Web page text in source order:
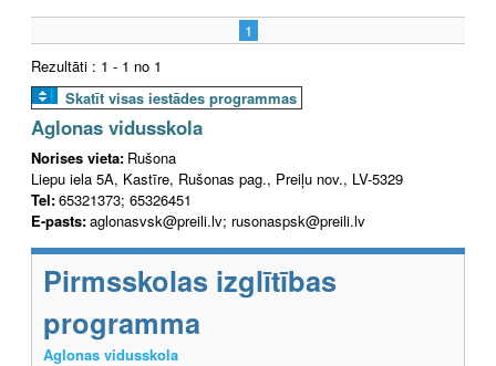
1
Rezultāti : 1 - 1 no 1
Skatīt visas iestādes programmas
Aglonas vidusskola
Norises vieta: Rušona
Liepu iela 5A, Kastīre, Rušonas pag., Preiļu nov., LV-5329
Tel:65321373; 65326451
E-pasts:aglonasvsk@preili.lv; rusonaspsk@preili.lv
Pirmsskolas izglītības
programma
Aglonas vidusskola